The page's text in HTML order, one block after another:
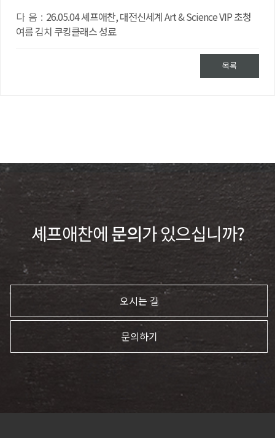
다 음 : 26.05.04 셰프애찬, 대전신세계 Art & Science VIP 초청
여름 김치 쿠킹클래스 성료
목록
셰프애찬에 문의가 있으십니까?
오시는 길
문의하기